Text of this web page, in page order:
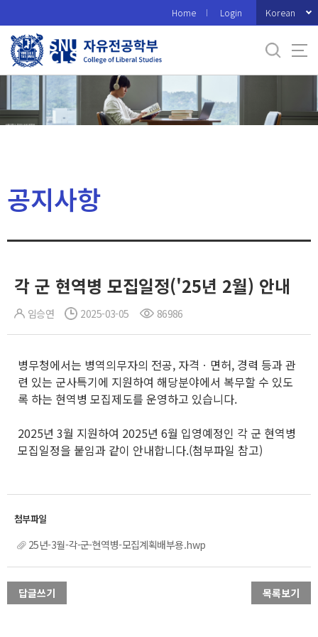
로
메
Home Login Korean
공지사항
각 군 현역병 모집일정('25년 2월) 안내
임승연 2025-03-05 86986
병무청에서는 병역의무자의 전공, 자격ㆍ면허, 경력 등과 관
련 있는 군사특기에 지원하여 해당분야에서 복무할 수 있도
록 하는 현역병 모집제도를 운영하고 있습니다.
2025년 3월 지원하여 2025년 6월 입영예정인 각 군 현역병
모집일정을 붙임과 같이 안내합니다.(첨부파일 참고)
25년-3월-각-군-현역병-모집계획배부용.hwp
답글쓰기 목록보기